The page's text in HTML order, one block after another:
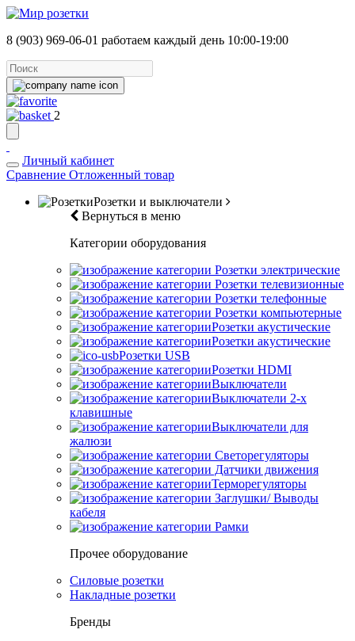
8 (903) 969-06-01 работаем каждый день 10:00-19:00
2
Личный кабинет
Сравнение Отложенный товар
Розетки и выключатели
Вернуться в меню
Категории оборудования
Розетки электрические
Розетки телевизионные
Розетки телефонные
Розетки компьютерные
Розетки акустические
Розетки акустические
Розетки USB
Розетки HDMI
Выключатели
Выключатели 2-х
клавишные
Выключатели для
жалюзи
Светорегуляторы
Датчики движения
Терморегуляторы
Заглушки/ Выводы
кабеля
Рамки
Прочее оборудование
Силовые розетки
Накладные розетки
Бренды